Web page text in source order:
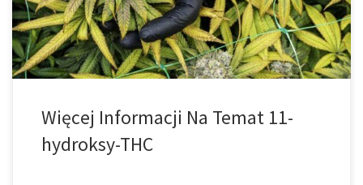
cierpiących […]
Więcej Informacji Na Temat 11-
hydroksy-THC